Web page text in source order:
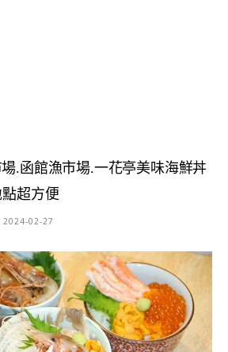
.函館漁市場.一花亭美味海鮮丼
超方便
2024-02-27